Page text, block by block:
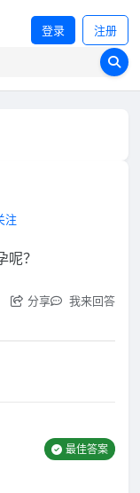
登录 注册
注
？
分享 我来回答
最佳答案